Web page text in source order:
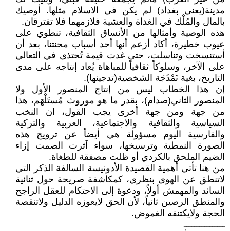
مدينة(يعني بغداد) لم يكن في الاسلام مثلها. أوصيك
بالمال والمُلْك في الغداة والعشية فلازمهما فلا تفترقان.
هذه الوصية وأمثالها من الأنساق الثقافية، تنطوي على
عيوب خطيرة، أكاد أزعم أنها أحد أسباب محنتنا، بعد أن
أستنسخت وتناسلت، حتى غدت قيمة تُحتذى في التعالي
على الآخر، وسلوكاً ثقافياً للمباهاة يُعاد إنتاجه على مدى
التاريخ، بغية نَمْذَجَة الشخصية(تدجينها).
إن هذا الخطاب ليس من إنتاج المنصور الأول ولا
المنصور الثاني(صدام)، بقدر ما هو موروث مُستَلْهَم، هذا
من جهة ومن جهة أخرى يجب القول، ان النخب
السياسية والثقافية والاجتماعية، العربية والتركية
والفارسية اليوم مسؤولة هي أيضاً عن ترويج هذه
الصورة النمطية وترسيخها، سواء آثرت الصمت إزاء
الضيم الملحق بالكردي أو ظلت مصفقة للطغاة.
من هنا تأتي أهمية القصيدة الأدونيسة السالفة الذكر التي
لاتنطق عن الهوى بنظري، كمكاشفة صريحة حول ثنائية
السائد والمهمش أولاً، ودعوة إلى الاحتكام للعقل الراجح
والمنطق الرصين ثانياً، لأن الحق لايعوزه الدليل ولاتنقصة
الحجة ولايكتنفه الغموض.
ــــــــــــــــ